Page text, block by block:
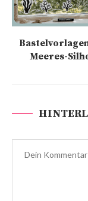
Meeres-